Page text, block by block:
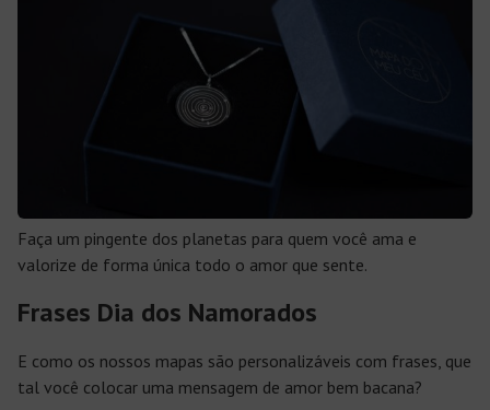
Faça um pingente dos planetas para quem você ama e
valorize de forma única todo o amor que sente.
Frases Dia dos Namorados
E como os nossos mapas são personalizáveis com frases, que
tal você colocar uma mensagem de amor bem bacana?